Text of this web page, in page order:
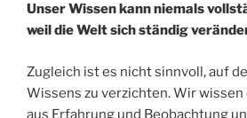
Unser Wissen kann niemals
weil die Welt sich ständig
Zugleich ist es nicht sinnvoll, auf
Wissens zu verzichten. Wir
aus Erfahrung und Beobachtung